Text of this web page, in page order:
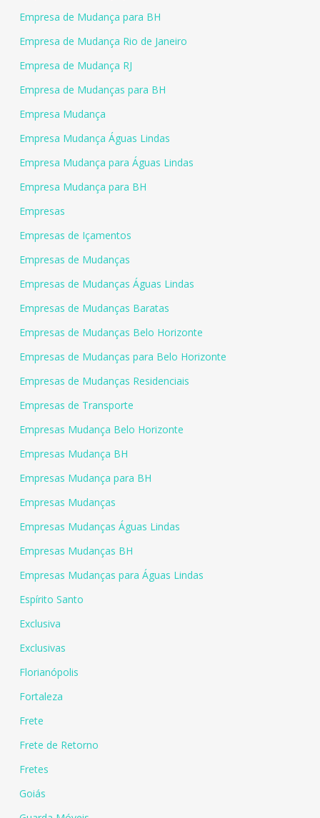
Empresa de Mudança para BH
Empresa de Mudança Rio de Janeiro
Empresa de Mudança RJ
Empresa de Mudanças para BH
Empresa Mudança
Empresa Mudança Águas Lindas
Empresa Mudança para Águas Lindas
Empresa Mudança para BH
Empresas
Empresas de Içamentos
Empresas de Mudanças
Empresas de Mudanças Águas Lindas
Empresas de Mudanças Baratas
Empresas de Mudanças Belo Horizonte
Empresas de Mudanças para Belo Horizonte
Empresas de Mudanças Residenciais
Empresas de Transporte
Empresas Mudança Belo Horizonte
Empresas Mudança BH
Empresas Mudança para BH
Empresas Mudanças
Empresas Mudanças Águas Lindas
Empresas Mudanças BH
Empresas Mudanças para Águas Lindas
Espírito Santo
Exclusiva
Exclusivas
Florianópolis
Fortaleza
Frete
Frete de Retorno
Fretes
Goiás